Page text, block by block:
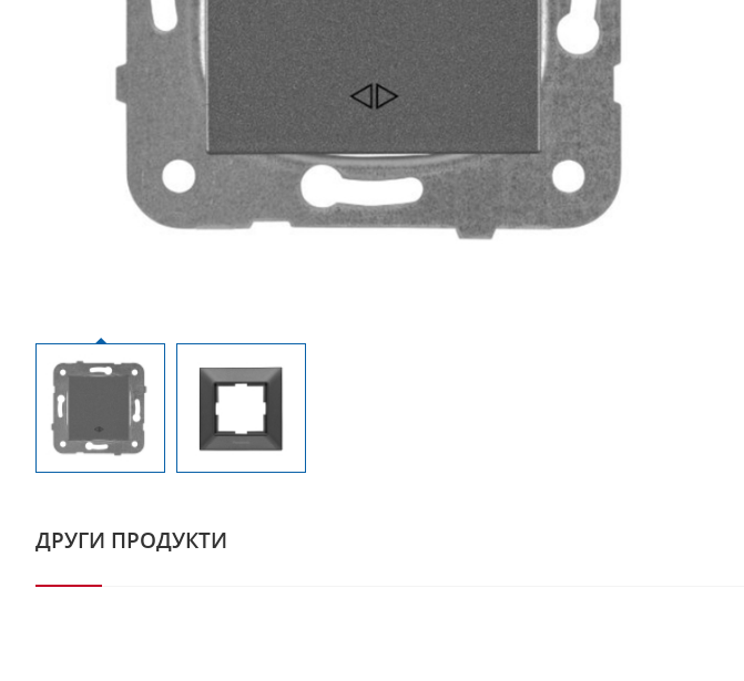
ДРУГИ ПРОДУКТИ